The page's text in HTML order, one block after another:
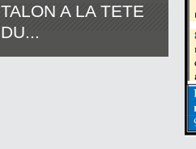
TALON A LA TETE
DU...